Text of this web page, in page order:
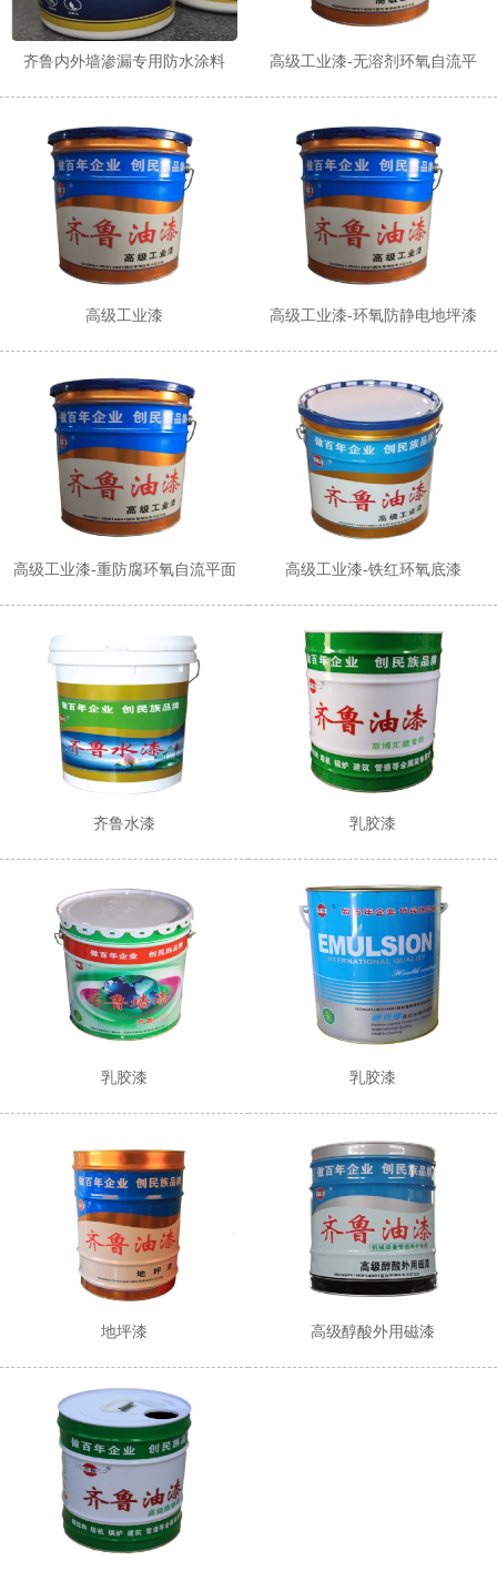
齐鲁内外墙渗漏专用防水涂料 高级工业漆-无溶剂环氧自流平
高级工业漆 高级工业漆-环氧防静电地坪漆
高级工业漆-重防腐环氧自流平面
高级工业漆-铁红环氧底漆
齐鲁水漆 乳胶漆
乳胶漆 乳胶漆
地坪漆 高级醇酸外用磁漆